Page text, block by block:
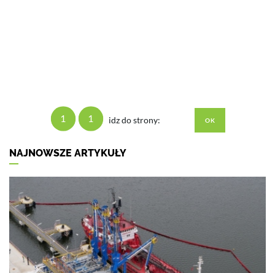
1 1 idz do strony:
NAJNOWSZE ARTYKUŁY